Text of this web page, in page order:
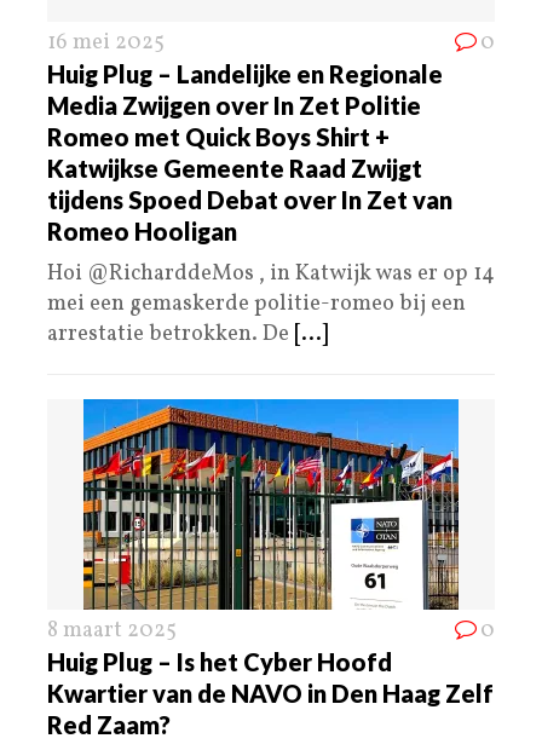
16 mei 2025 0
Huig Plug – Landelijke en Regionale
Media Zwijgen over In Zet Politie
Romeo met Quick Boys Shirt +
Katwijkse Gemeente Raad Zwijgt
tijdens Spoed Debat over In Zet van
Romeo Hooligan
Hoi @RicharddeMos , in Katwijk was er op 14
mei een gemaskerde politie-romeo bij een
arrestatie betrokken. De [...]
8 maart 2025 0
Huig Plug – Is het Cyber Hoofd
Kwartier van de NAVO in Den Haag Zelf
Red Zaam?